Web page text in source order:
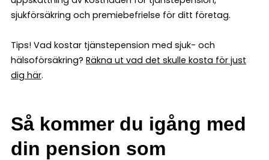
sjukförsäkring och premiebefrielse för ditt företag.
Tips! Vad kostar tjänstepension med sjuk- och
hälsoförsäkring? Räkna ut vad det skulle kosta för just
dig här.
Så kommer du igång med
din pension som